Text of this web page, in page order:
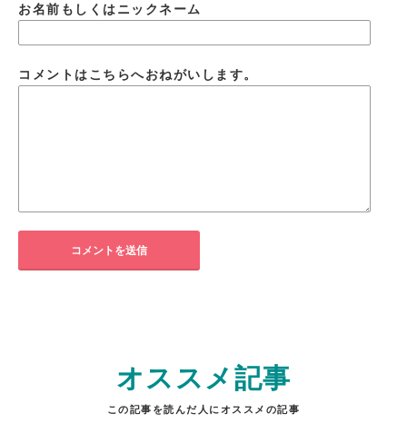
お名前もしくはニックネーム
コメントはこちらへおねがいします。
オススメ記事
この記事を読んだ人にオススメの記事